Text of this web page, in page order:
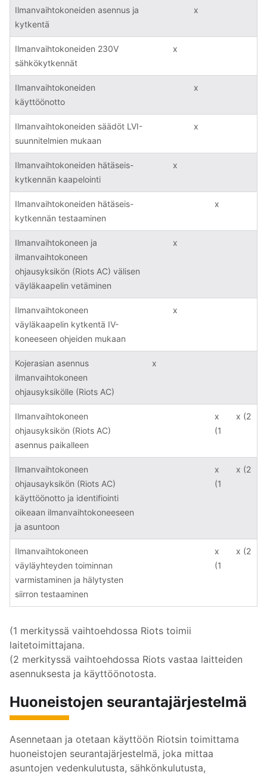
Ilmanvaihtokoneiden asennus ja
kytkentä
x
Ilmanvaihtokoneiden 230V
sähkökytkennät
x
Ilmanvaihtokoneiden
käyttöönotto
x
Ilmanvaihtokoneiden säädöt LVI-
suunnitelmien mukaan
x
Ilmanvaihtokoneiden hätäseis-
kytkennän kaapelointi
x
Ilmanvaihtokoneiden hätäseis-
kytkennän testaaminen
x
Ilmanvaihtokoneen ja
ilmanvaihtokoneen
ohjausyksikön (Riots AC) välisen
väyläkaapelin vetäminen
x
Ilmanvaihtokoneen
väyläkaapelin kytkentä IV-
koneeseen ohjeiden mukaan
x
Kojerasian asennus
ilmanvaihtokoneen
ohjausyksikölle (Riots AC)
x
Ilmanvaihtokoneen
ohjausyksikön (Riots AC)
asennus paikalleen
x
(1
x (2
Ilmanvaihtokoneen
ohjausayksikön (Riots AC)
käyttöönotto ja identifiointi
oikeaan ilmanvaihtokoneeseen
ja asuntoon
x
(1
x (2
Ilmanvaihtokoneen
väyläyhteyden toiminnan
varmistaminen ja hälytysten
siirron testaaminen
x
(1
x (2
(1 merkityssä vaihtoehdossa Riots toimii
laitetoimittajana.
(2 merkityssä vaihtoehdossa Riots vastaa laitteiden
asennuksesta ja käyttöönotosta.
Huoneistojen seurantajärjestelmä
Asennetaan ja otetaan käyttöön Riotsin toimittama
huoneistojen seurantajärjestelmä, joka mittaa
asuntojen vedenkulutusta, sähkönkulutusta,